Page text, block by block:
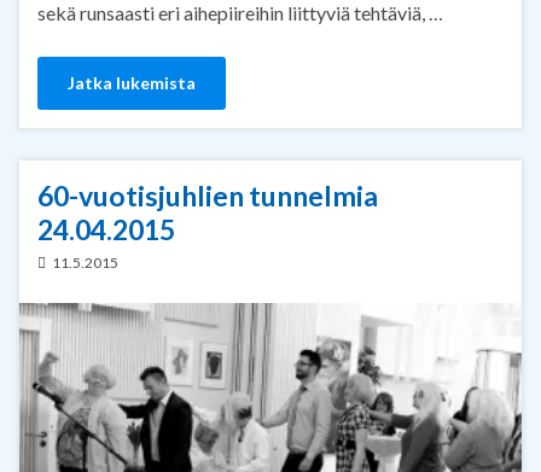
sekä runsaasti eri aihepiireihin liittyviä tehtäviä, …
Jatka lukemista
60-vuotisjuhlien tunnelmia
24.04.2015
11.5.2015